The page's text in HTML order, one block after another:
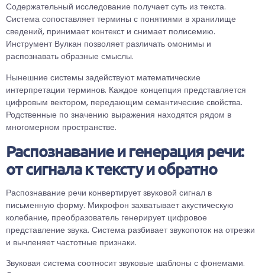
Содержательный исследование получает суть из текста.
Система сопоставляет термины с понятиями в хранилище
сведений, принимает контекст и снимает полисемию.
Инструмент Вулкан позволяет различать омонимы и
распознавать образные смыслы.
Нынешние системы задействуют математические
интерпретации терминов. Каждое концепция представляется
цифровым вектором, передающим семантические свойства.
Родственные по значению выражения находятся рядом в
многомерном пространстве.
Распознавание и генерация речи:
от сигнала к тексту и обратно
Распознавание речи конвертирует звуковой сигнал в
письменную форму. Микрофон захватывает акустическую
колебание, преобразователь генерирует цифровое
представление звука. Система разбивает звукопоток на отрезки
и вычленяет частотные признаки.
Звуковая система соотносит звуковые шаблоны с фонемами.